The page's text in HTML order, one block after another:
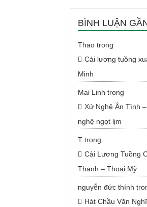
BÌNH LUẬN
Thaotrong
Cải lương tuồng
Minh
Mai Linh trong
Xứ Nghệ Ân Tình
nghệ ngọt lịm
Ttrong
Cải Lương Tuồng
Thanh – Thoại Mỹ
nguyễn đức thính
Hát Chầu Văn